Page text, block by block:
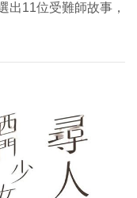
出11位受難師故事，